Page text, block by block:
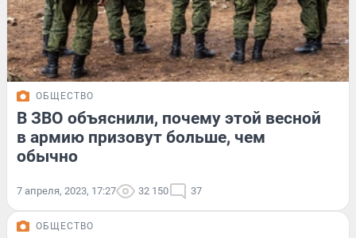
ОБЩЕСТВО
В ЗВО объяснили, почему этой весной
в армию призовут больше, чем
обычно
7 апреля, 2023, 17:27 32 150 37
ОБЩЕСТВО